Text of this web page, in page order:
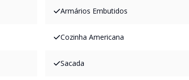
Armários Embutidos
Cozinha Americana
Sacada